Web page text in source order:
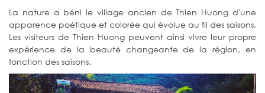
La nature a béni le village ancien de Thien Huong d'une
apparence poétique et colorée qui évolue au fil des saisons.
Les visiteurs de Thien Huong peuvent ainsi vivre leur propre
expérience de la beauté changeante de la région, en
fonction des saisons.